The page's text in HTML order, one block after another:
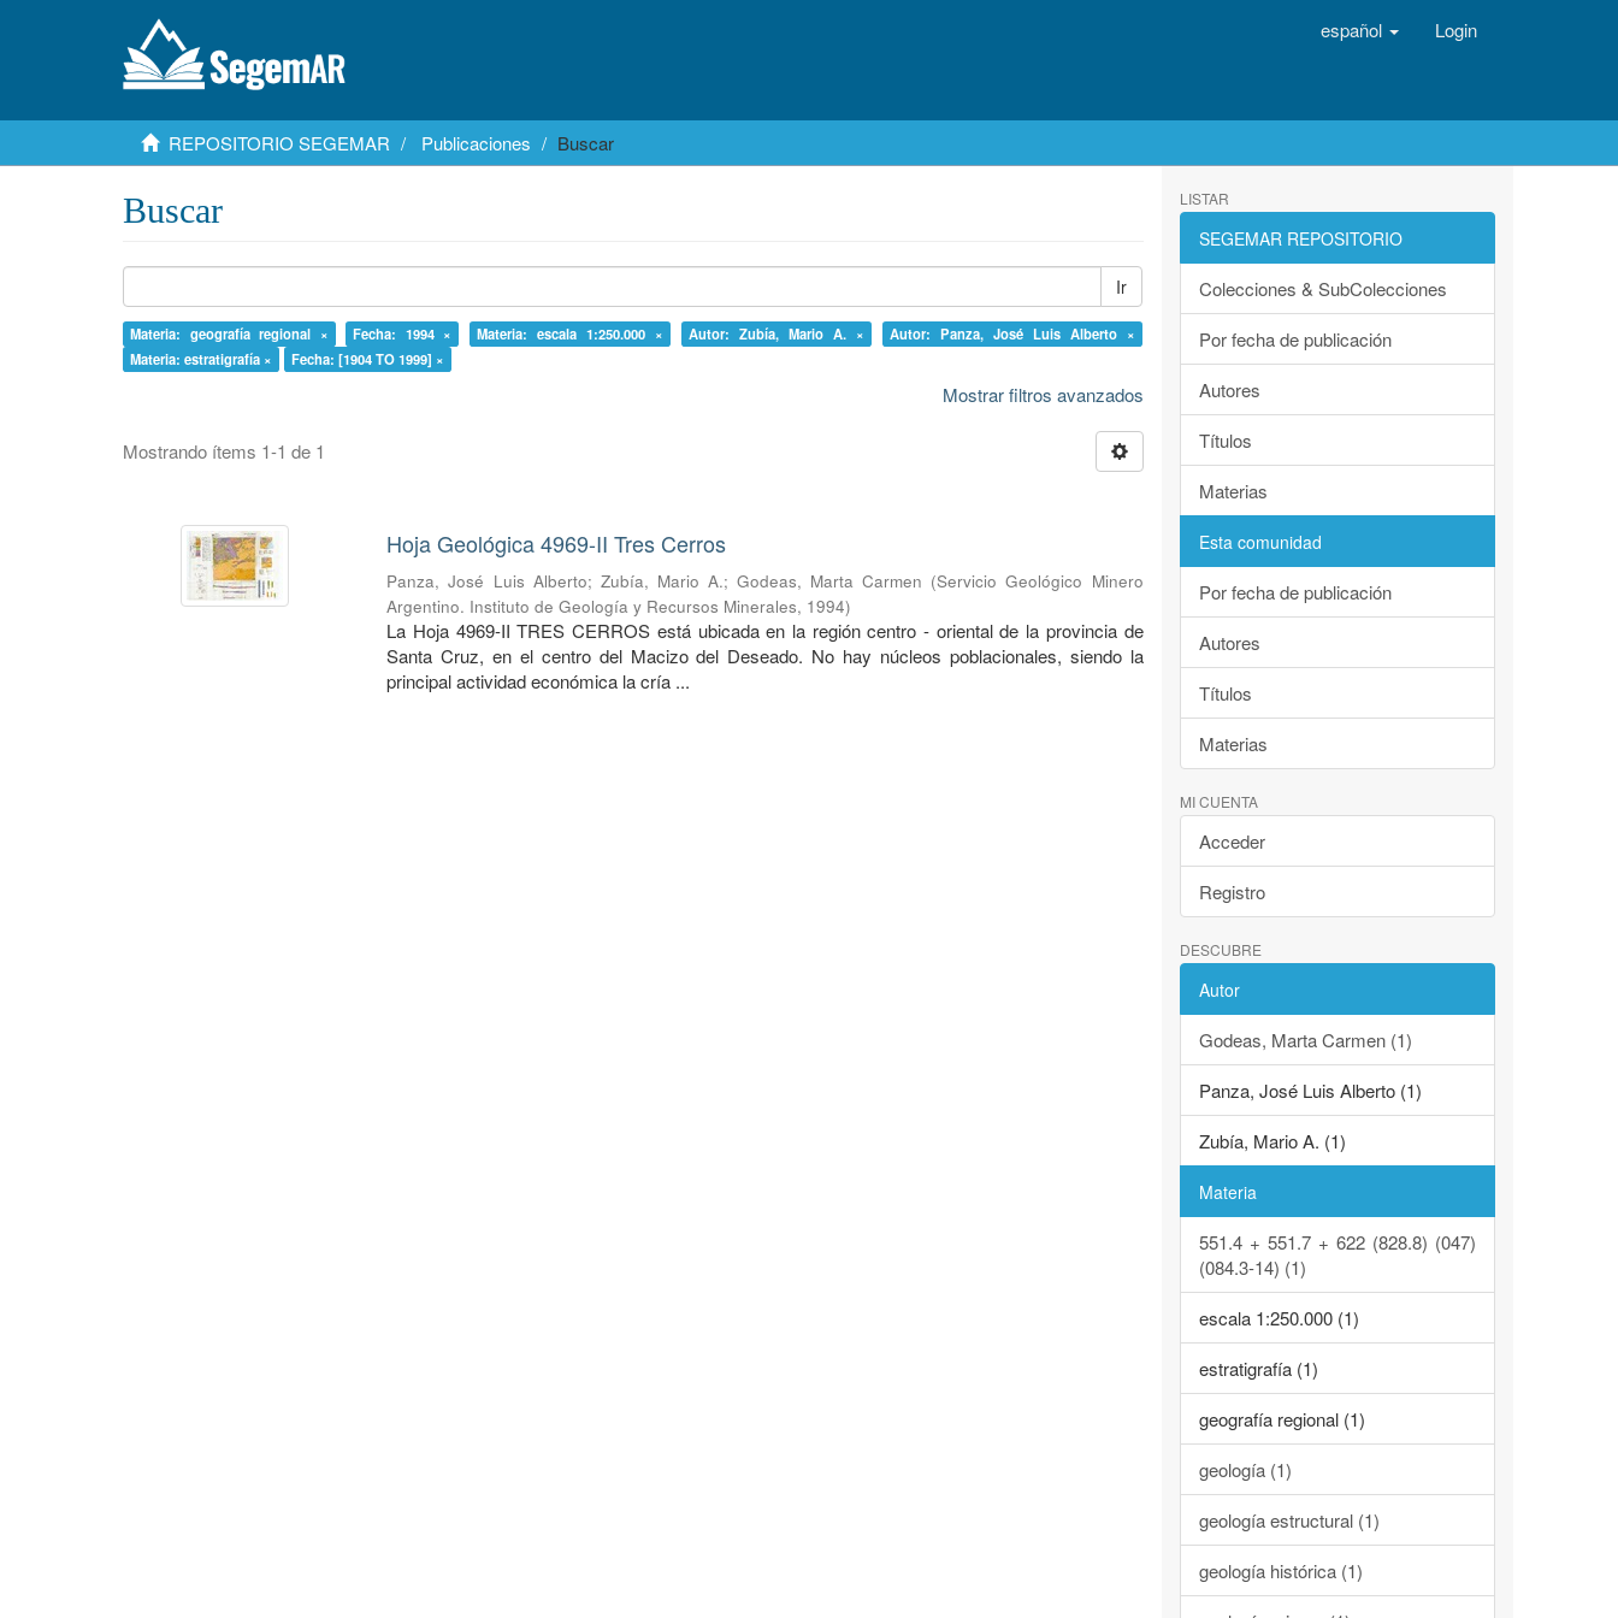
español Login
REPOSITORIO SEGEMAR Publicaciones Buscar
Buscar
Ir
Materia: geografía regional × Fecha: 1994 × Materia: escala 1:250.000 × Autor: Zubía, Mario A. ×
Autor: Panza, José Luis Alberto ×
Materia: estratigrafía ×
Fecha: [1904 TO 1999] ×
Mostrar filtros avanzados
Mostrando ítems 1-1 de 1
Hoja Geológica 4969-II Tres Cerros
Panza, José Luis Alberto; Zubía, Mario A.;Godeas, Marta Carmen (Servicio Geológico Minero
Argentino. Instituto de Geología y Recursos Minerales, 1994)
La Hoja 4969-II TRES CERROS está ubicada en la región centro - oriental de la provincia de
Santa Cruz, en el centro del Macizo del Deseado. No hay núcleos poblacionales, siendo la
principal actividad económica la cría ...
LISTAR
SEGEMAR REPOSITORIO
Colecciones & SubColecciones
Por fecha de publicación
Autores
Títulos
Materias
Esta comunidad
Por fecha de publicación
Autores
Títulos
Materias
MI CUENTA
Acceder
Registro
DESCUBRE
Autor
Godeas, Marta Carmen (1)
Panza, José Luis Alberto (1)
Zubía, Mario A. (1)
Materia
551.4 + 551.7 + 622 (828.8) (047)
(084.3-14) (1)
escala 1:250.000 (1)
estratigrafía (1)
geografía regional (1)
geología (1)
geología estructural (1)
geología histórica (1)